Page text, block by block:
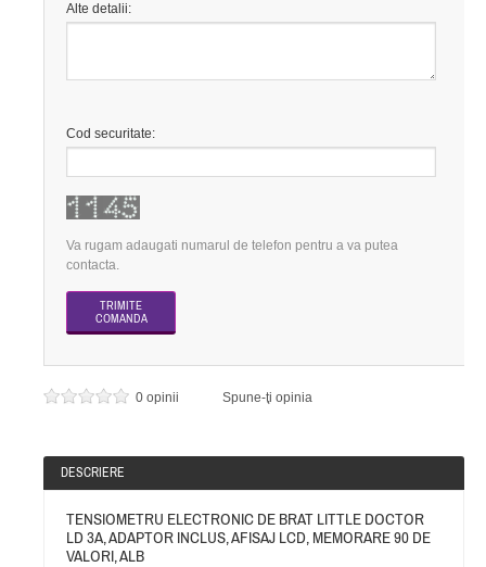
Alte detalii:
Cod securitate:
Va rugam adaugati numarul de telefon pentru a va putea
contacta.
0 opinii Spune-ţi opinia
DESCRIERE
TENSIOMETRU ELECTRONIC DE BRAT LITTLE DOCTOR
LD 3A, ADAPTOR INCLUS, AFISAJ LCD, MEMORARE 90 DE
VALORI, ALB